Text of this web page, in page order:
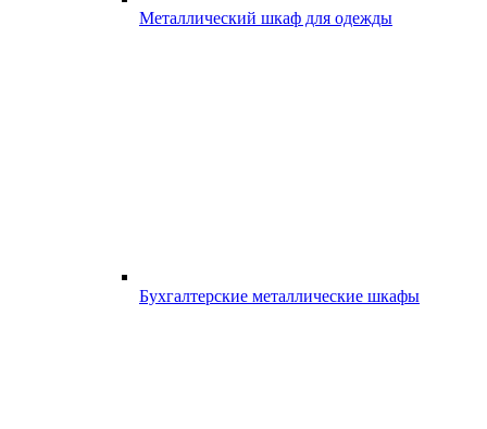
Металлический шкаф для одежды
Бухгалтерские металлические шкафы